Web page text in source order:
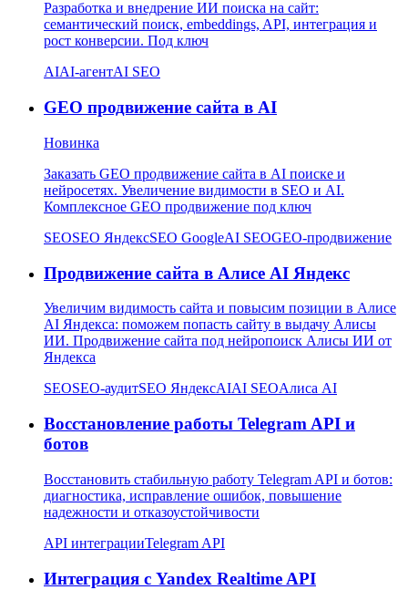
Разработка и внедрение ИИ поиска на сайт:
семантический поиск, embeddings, API, интеграция и
рост конверсии. Под ключ
AIAI-агентAI SEO
GEO продвижение сайта в AI
Новинка
Заказать GEO продвижение сайта в AI поиске и
нейросетях. Увеличение видимости в SEO и AI.
Комплексное GEO продвижение под ключ
SEOSEO ЯндексSEO GoogleAI SEOGEO-продвижение
Продвижение сайта в Алисе AI Яндекс
Увеличим видимость сайта и повысим позиции в Алисе
AI Яндекса: поможем попасть сайту в выдачу Алисы
ИИ. Продвижение сайта под нейропоиск Алисы ИИ от
Яндекса
SEOSEO-аудитSEO ЯндексAIAI SEOАлиса AI
Восстановление работы Telegram API и
ботов
Восстановить стабильную работу Telegram API и ботов:
диагностика, исправление ошибок, повышение
надежности и отказоустойчивости
API интеграцииTelegram API
Интеграция с Yandex Realtime API